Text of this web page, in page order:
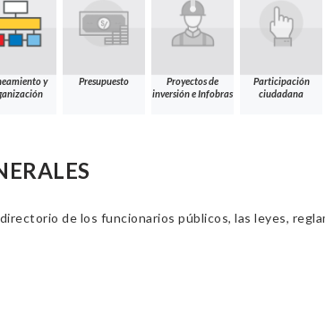
y
Presupuesto
Proyectos de
inversión e Infobras
Participación
ciudadana
de los funcionarios públicos, las leyes,